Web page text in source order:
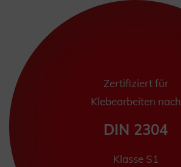
Zertifiziert für
Klebearbeiten nach
DIN 2304
Klasse S1